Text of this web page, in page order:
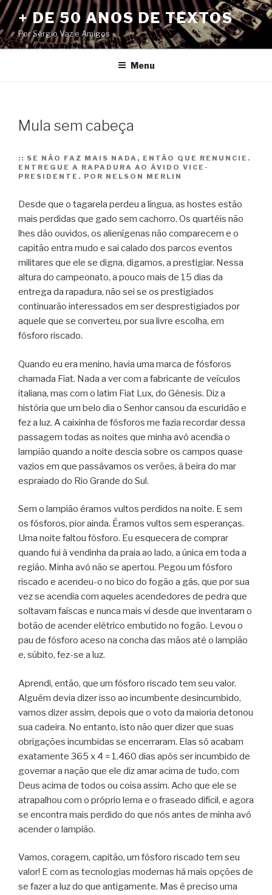
Pular
para
o
conteúdo
+ DE 50 ANOS DE TEXTOS
Por Sérgio Vaz e Amigos
Menu
Mula sem cabeça
:: SE NÃO FAZ MAIS NADA, ENTÃO QUE RENUNCIE.
ENTREGUE A RAPADURA AO ÁVIDO VICE-
PRESIDENTE. POR NELSON MERLIN
Desde que o tagarela perdeu a língua, as hostes estão
mais perdidas que gado sem cachorro. Os quartéis não
lhes dão ouvidos, os alienígenas não comparecem e o
capitão entra mudo e sai calado dos parcos eventos
militares que ele se digna, digamos, a prestigiar. Nessa
altura do campeonato, a pouco mais de 15 dias da
entrega da rapadura, não sei se os prestigiados
continuarão interessados em ser desprestigiados por
aquele que se converteu, por sua livre escolha, em
fósforo riscado.
Quando eu era menino, havia uma marca de fósforos
chamada Fiat. Nada a ver com a fabricante de veículos
italiana, mas com o latim Fiat Lux, do Gênesis. Diz a
história que um belo dia o Senhor cansou da escuridão e
fez a luz. A caixinha de fósforos me fazia recordar dessa
passagem todas as noites que minha avó acendia o
lampião quando a noite descia sobre os campos quase
vazios em que passávamos os verões, à beira do mar
espraiado do Rio Grande do Sul.
Sem o lampião éramos vultos perdidos na noite. E sem
os fósforos, pior ainda. Éramos vultos sem esperanças.
Uma noite faltou fósforo. Eu esquecera de comprar
quando fui à vendinha da praia ao lado, a única em toda a
região. Minha avó não se apertou. Pegou um fósforo
riscado e acendeu-o no bico do fogão a gás, que por sua
vez se acendia com aqueles acendedores de pedra que
soltavam faíscas e nunca mais vi desde que inventaram o
botão de acender elétrico embutido no fogão. Levou o
pau de fósforo aceso na concha das mãos até o lampião
e, súbito, fez-se a luz.
Aprendi, então, que um fósforo riscado tem seu valor.
Alguém devia dizer isso ao incumbente desincumbido,
vamos dizer assim, depois que o voto da maioria detonou
sua cadeira. No entanto, isto não quer dizer que suas
obrigações incumbidas se encerraram. Elas só acabam
exatamente 365 x 4 = 1.460 dias após ser incumbido de
governar a nação que ele diz amar acima de tudo, com
Deus acima de todos ou coisa assim. Acho que ele se
atrapalhou com o próprio lema e o fraseado difícil, e agora
se encontra mais perdido do que nós antes de minha avó
acender o lampião.
Vamos, coragem, capitão, um fósforo riscado tem seu
valor! E com as tecnologias modernas há mais opções de
se fazer a luz do que antigamente. Mas é preciso uma